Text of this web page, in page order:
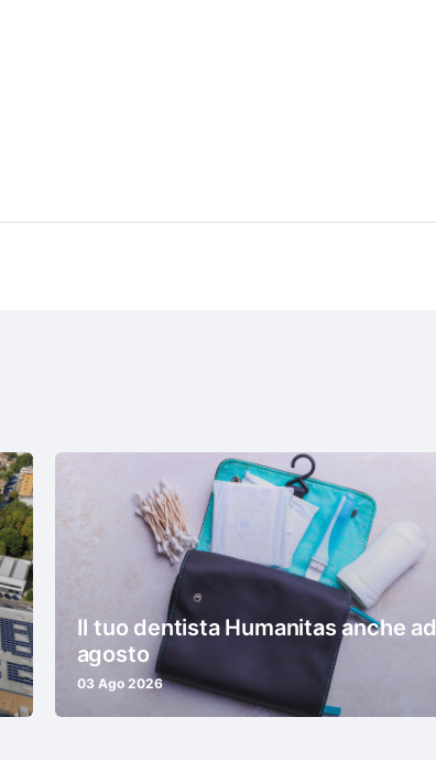
Il tuo dentista Humanitas anche ad
agosto
03 Ago 2026